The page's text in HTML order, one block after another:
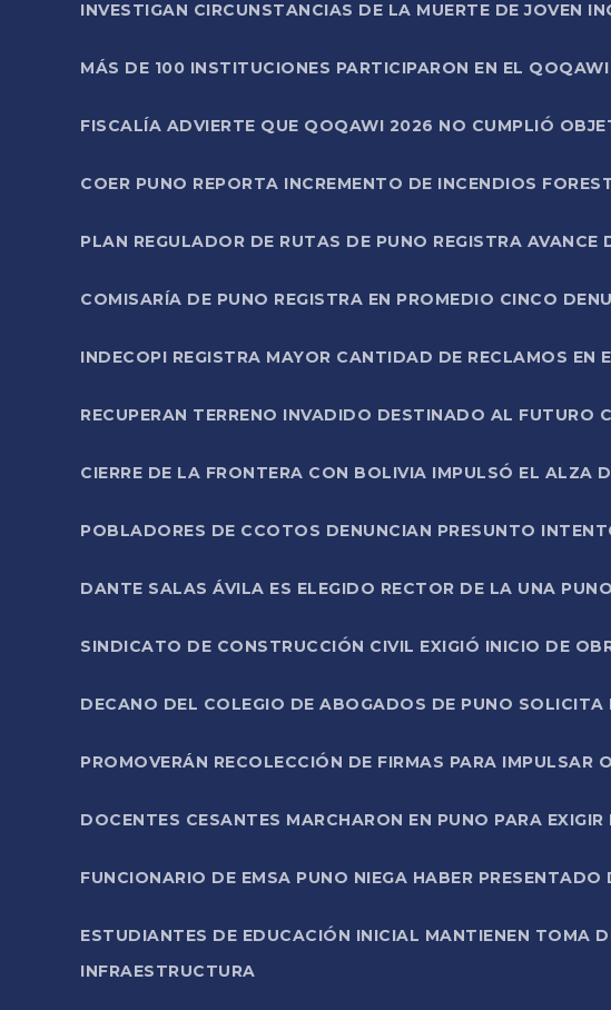
INVESTIGAN CIRCUNSTANCIAS DE LA MUERTE DE JOVEN
MÁS DE 100 INSTITUCIONES PARTICIPARON EN EL
FISCALÍA ADVIERTE QUE QOQAWI 2026 NO CUMPLIÓ
COER PUNO REPORTA INCREMENTO DE INCENDIOS
PLAN REGULADOR DE RUTAS DE PUNO REGISTRA
COMISARÍA DE PUNO REGISTRA EN PROMEDIO CINCO
INDECOPI REGISTRA MAYOR CANTIDAD DE RECLAMOS EN
RECUPERAN TERRENO INVADIDO DESTINADO AL FUTURO
CIERRE DE LA FRONTERA CON BOLIVIA IMPULSÓ EL ALZA
POBLADORES DE CCOTOS DENUNCIAN PRESUNTO
DANTE SALAS ÁVILA ES ELEGIDO RECTOR DE LA UNA
SINDICATO DE CONSTRUCCIÓN CIVIL EXIGIÓ INICIO DE
DECANO DEL COLEGIO DE ABOGADOS DE PUNO
PROMOVERÁN RECOLECCIÓN DE FIRMAS PARA
DOCENTES CESANTES MARCHARON EN PUNO PARA
FUNCIONARIO DE EMSA PUNO NIEGA HABER
ESTUDIANTES DE EDUCACIÓN INICIAL MANTIENEN TOMA
INFRAESTRUCTURA